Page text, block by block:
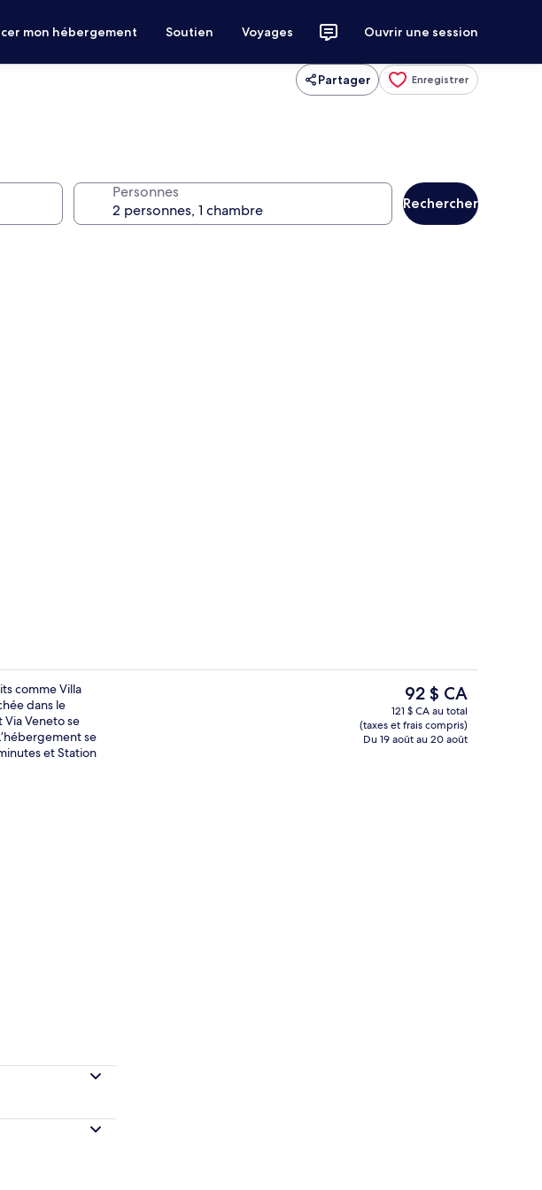
mon hébergement Soutien Voyages Ouvrir une session
Partager Enregistrer
Personnes
Rechercher
Bureau, système d’insonorisation, accès au Wi-Fi (inclus)Extérieur
comme Villa
dans le
Via Veneto se
se
et Station
Le
prix
actuel
est
92 $ CA
121 $ CA au total
(taxes et frais compris)
Du 19 août au 20 août